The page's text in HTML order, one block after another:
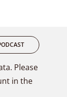
Please
in the